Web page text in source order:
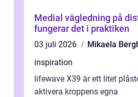
Medial vägledning på
fungerar det i praktiken
03 juli 2026
Mikaela
inspiration
lifewave X39 är ett litet
aktivera kroppens egna